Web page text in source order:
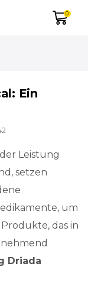
0
Ein
Leistung
setzen
um
das in
Driada